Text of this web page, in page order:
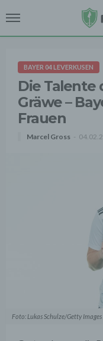
BAYER 04 LEVERKUSEN
Die Talente
Gräwe –
Frauen
Marcel Gross
Foto: Lukas Schulze/Getty